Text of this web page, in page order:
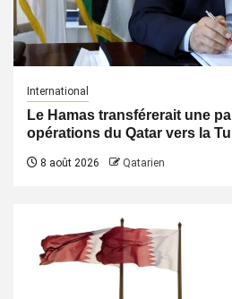
International
Le Hamas transférerait une
opérations du Qatar vers la
8 août 2026 Qatarien